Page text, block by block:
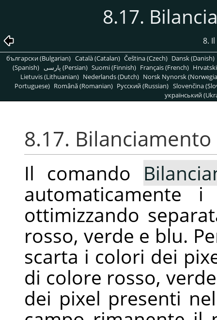
8.17.
8.
български (Bulgarian) Català (Catalan) Čeština (Czech) Dansk (Danish)
(Spanish)
پارسی (Persian) Suomi (Finnish) Français (French)
Lietuvis (Lithuanian) Nederlands (Dutch) Norsk Nynorsk
Portuguese) Română (Romanian) Pусский (Russian) Slovenčina
український
8.17.
Il comando
automaticamente
ottimizzando
rosso, verde e blu.
scarta i colori dei
di colore rosso,
dei pixel presenti